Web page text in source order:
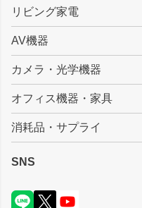
リビング家電
AV機器
カメラ・光学機器
オフィス機器・家具
消耗品・サプライ
SNS